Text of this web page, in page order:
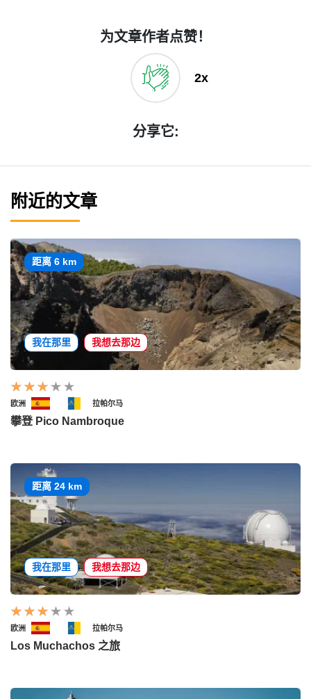
为文章作者点赞！
2x
分享它:
附近的文章
距离 6 km
我在那里 我想去那边
欧洲 拉帕尔马
攀登 Pico Nambroque
距离 24 km
我在那里 我想去那边
欧洲 拉帕尔马
Los Muchachos 之旅